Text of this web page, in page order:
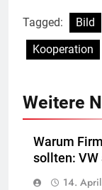
Tagged: Bild
Kooperation
Weitere
Warum
sollten: VW
14.